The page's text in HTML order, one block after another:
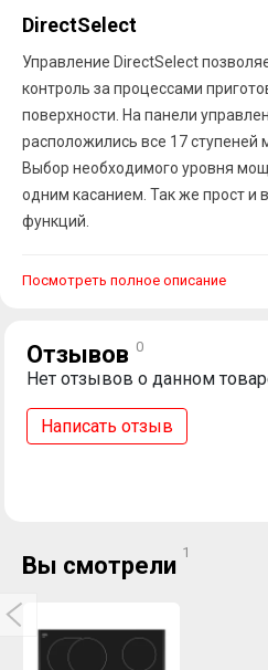
DirectSelect
Управление DirectSelect
контроль за процессами
поверхности. На панели управления в одну линейку
расположились все 17 ступеней
Выбор необходимого уровня
одним касанием. Так же прост и
функций.
Посмотреть полное описание
Отзывов 0
Нет отзывов о данном
Написать отзыв
Вы смотрели 1